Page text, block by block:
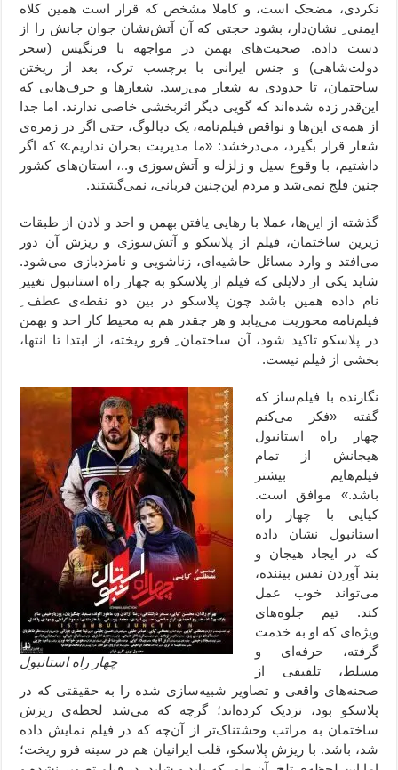
نکردی، مضحک است، و کاملا مشخص که قرار است همین کلاه
ایمنی ِ نشان‌دار، بشود حجتی که آن آتش‌نشان جوان جانش را از
دست داده. صحبت‌های بهمن در مواجهه با فرنگیس (سحر
دولت‌شاهی) و جنس ایرانی با برچسب ترک، بعد از ریختن
ساختمان، تا حدودی به شعار می‌رسد. شعارها و حرف‌هایی که
این‌قدر زده شده‌اند که گویی دیگر اثربخشی خاصی ندارند. اما جدا
از همه‌ی این‌ها و نواقص فیلم‌نامه، یک دیالوگ، حتی اگر در زمره‌ی
شعار قرار بگیرد، می‌درخشد: «ما مدیریت بحران نداریم.» که اگر
داشتیم، با وقوع سیل و زلزله و آتش‌سوزی و..، استان‌های کشور
چنین فلج نمی‌شد و مردم این‌چنین قربانی، نمی‌گشتند.
گذشته از این‌ها، عملا با رهایی یافتن بهمن و احد و لادن از طبقات
زیرین ساختمان، فیلم از پلاسکو و آتش‌سوزی و ریزش آن دور
می‌افتد و وارد مسائل حاشیه‌ای، زناشویی و نامزدبازی می‌شود.
شاید یکی از دلایلی که فیلم از پلاسکو به چهار راه استانبول تغییر
نام داده همین باشد چون پلاسکو در بین دو نقطه‌ی عطف ِ
فیلم‌نامه محوریت می‌یابد و هر چقدر هم به محیط کار احد و بهمن
در پلاسکو تاکید شود، آن ساختمان ِ فرو ریخته، از ابتدا تا انتها،
بخشی از فیلم نیست.
چهار راه استانبول
نگارنده با فیلم‌ساز که
گفته «فکر می‌کنم
چهار راه استانبول
هیجانش از تمام
فیلم‌هایم بیشتر
باشد.» موافق است.
کیایی با چهار راه
استانبول نشان داده
که در ایجاد هیجان و
بند آوردن نفس بیننده،
می‌تواند خوب عمل
کند. تیم جلوه‌های
ویژه‌ای که او به خدمت
گرفته، حرفه‌ای و
مسلط، تلفیقی از
صحنه‌های واقعی و تصاویر شبیه‌سازی شده را به حقیقتی که در
پلاسکو بود، نزدیک کرده‌اند؛ گرچه که می‌شد لحظه‌ی ریزش
ساختمان به مراتب وحشتناک‌تر از آن‌چه که در فیلم نمایش داده
شد، باشد. با ریزش پلاسکو، قلب ایرانیان هم در سینه فرو ریخت؛